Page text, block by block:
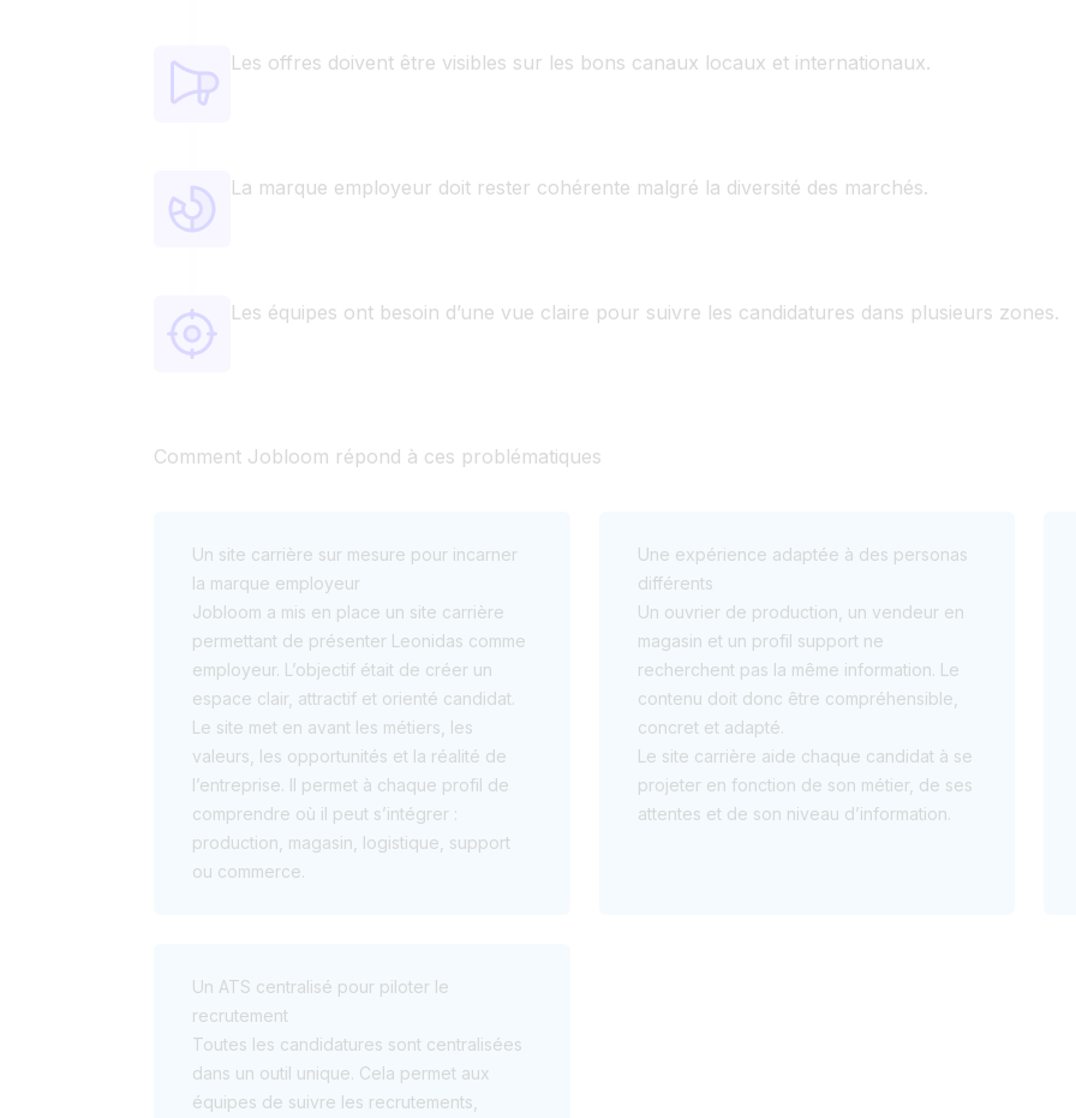
Les offres doivent être visibles sur les bons canaux locaux et internationaux.
La marque employeur doit rester cohérente malgré la diversité des marchés.
Les équipes ont besoin d’une vue claire pour suivre les candidatures dans plusieurs zones.
Comment Jobloom répond à ces problématiques
Un site carrière sur mesure pour incarner
la marque employeur
Jobloom a mis en place un site carrière
permettant de présenter Leonidas comme
employeur. L’objectif était de créer un
espace clair, attractif et orienté candidat.
Le site met en avant les métiers, les
valeurs, les opportunités et la réalité de
l’entreprise. Il permet à chaque profil de
comprendre où il peut s’intégrer :
production, magasin, logistique, support
ou commerce.
Une expérience adaptée à des personas
différents
Un ouvrier de production, un vendeur en
magasin et un profil support ne
recherchent pas la même information. Le
contenu doit donc être compréhensible,
concret et adapté.
Le site carrière aide chaque candidat à se
projeter en fonction de son métier, de ses
attentes et de son niveau d’information.
Un ATS centralisé pour piloter le
recrutement
Toutes les candidatures sont centralisées
dans un outil unique. Cela permet aux
équipes de suivre les recrutements,